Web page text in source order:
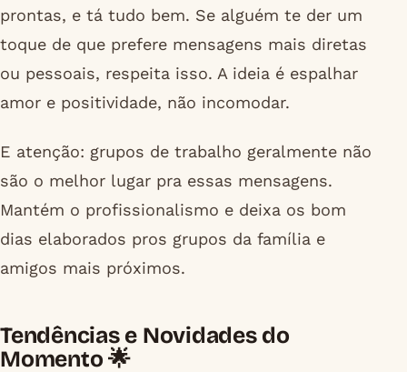
prontas, e tá tudo bem. Se alguém te der um
toque de que prefere mensagens mais diretas
ou pessoais, respeita isso. A ideia é espalhar
amor e positividade, não incomodar.
E atenção: grupos de trabalho geralmente não
são o melhor lugar pra essas mensagens.
Mantém o profissionalismo e deixa os bom
dias elaborados pros grupos da família e
amigos mais próximos.
Tendências e Novidades do
Momento 🌟